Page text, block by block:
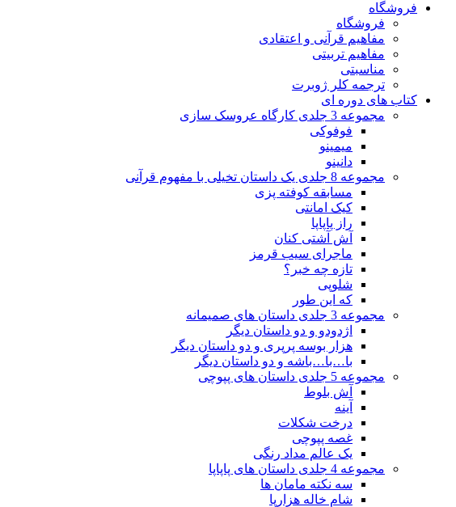
فروشگاه
فروشگاه
مفاهیم قرآنی و اعتقادی
مفاهیم تربیتی
مناسبتی
ترجمه کلر ژوبرت
کتاب های دوره ای
مجموعه 3 جلدی کارگاه عروسک سازی
فوفوکی
میمینو
دانینو
مجموعه 8 جلدی یک داستان تخیلی با مفهوم قرآنی
مسابقه کوفته پزی
کیک امانتی
راز پاپاپا
آش آشتی کنان
ماجرای سیب قرمز
تازه چه خبر؟
شلوپی
که این طور
مجموعه 3 جلدی داستان های صمیمانه
اژدودو و دو داستان دیگر
هزار بوسه پرپری و دو داستان دیگر
با…با…باشه و دو داستان دیگر
مجموعه 5 جلدی داستان های پپوچی
آش بلوط
آینه
درخت شکلات
غصه پپوچی
یک عالم مداد رنگی
مجموعه 4 جلدی داستان های پاپاپا
سه نکته مامان ها
شام خاله هزارپا